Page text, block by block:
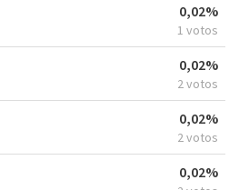
0,02%
1 votos
0,02%
2 votos
0,02%
2 votos
0,02%